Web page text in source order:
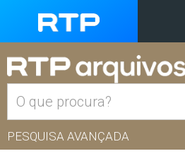
PESQUISA AVANÇADA